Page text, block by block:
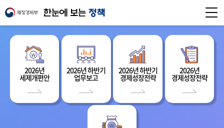
2026년
세제개편안
2026년 하반기
업무보고
2026년 하반기
경제성장전략
2026년
경제성장전략